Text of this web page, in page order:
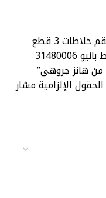
كن أول من يقيم “( طلب مسبق ) طقم خلاطات 3 قطع
متريس ( خلاط حوض 31080006 خلاط بانيو 31480006
الحقول الإلزامية مشار